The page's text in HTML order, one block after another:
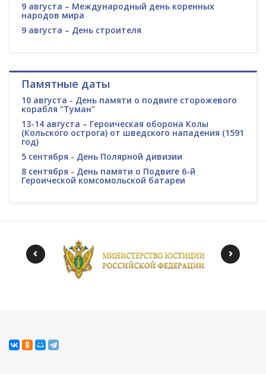
9 августа – Международный день коренных
народов мира
9 августа – День строителя
Памятные даты
10 августа - День памяти о подвиге сторожевого
корабля "Туман"
13-14 августа – Героическая оборона Колы
(Кольского острога) от шведского нападения (1591
год)
5 сентября - День Полярной дивизии
8 сентября - День памяти о Подвиге 6-й
Героической комсомольской батареи